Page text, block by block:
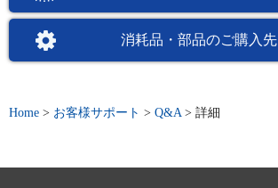
消耗品・部品のご購入先
Home > お客様サポート > Q&A > 詳細